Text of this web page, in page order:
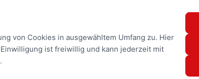
von Cookies in ausgewähltem Umfang zu. Hier
ist freiwillig und kann jederzeit mit